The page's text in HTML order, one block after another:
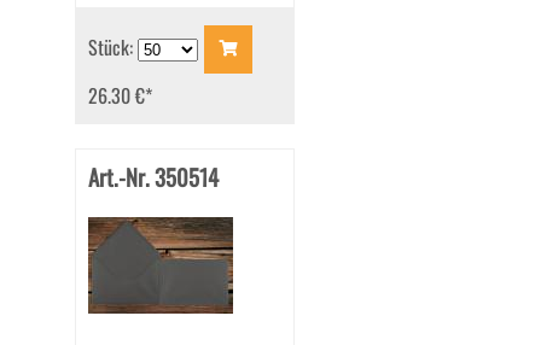
Stück:
26.30 €*
Art.-Nr. 350514